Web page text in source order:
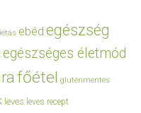
ebéd egészség
egészséges életmód
főétel gluténmentes
leves leves recept